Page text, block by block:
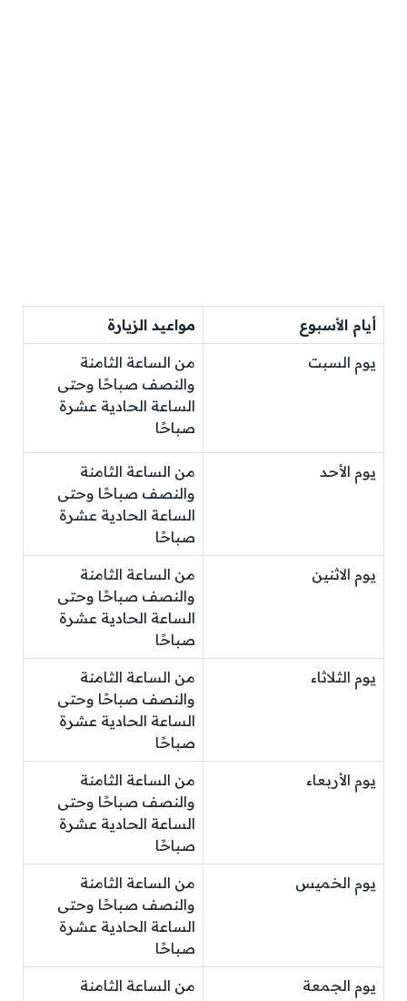
أيام الأسبوع مواعيد الزيارة
يوم السبت
من الساعة الثامنة
والنصف صباحًا وحتى
الساعة الحادية عشرة
صباحًا
يوم الأحد
من الساعة الثامنة
والنصف صباحًا وحتى
الساعة الحادية عشرة
صباحًا
يوم الاثنين
من الساعة الثامنة
والنصف صباحًا وحتى
الساعة الحادية عشرة
صباحًا
يوم الثلاثاء
من الساعة الثامنة
والنصف صباحًا وحتى
الساعة الحادية عشرة
صباحًا
يوم الأربعاء
من الساعة الثامنة
والنصف صباحًا وحتى
الساعة الحادية عشرة
صباحًا
يوم الخميس
من الساعة الثامنة
والنصف صباحًا وحتى
الساعة الحادية عشرة
صباحًا
يوم الجمعة
من الساعة الثامنة